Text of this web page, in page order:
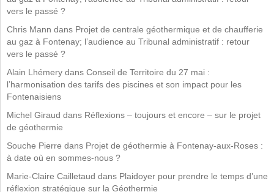
vers le passé ?
Chris Mann dans Projet de centrale géothermique et de chaufferie
au gaz à Fontenay; l’audience au Tribunal administratif : retour
vers le passé ?
Alain Lhémery dans Conseil de Territoire du 27 mai :
l’harmonisation des tarifs des piscines et son impact pour les
Fontenaisiens
Michel Giraud dans Réflexions – toujours et encore – sur le projet
de géothermie
Souche Pierre dans Projet de géothermie à Fontenay-aux-Roses :
à date où en sommes-nous ?
Marie-Claire Cailletaud dans Plaidoyer pour prendre le temps d’une
réflexion stratégique sur la Géothermie